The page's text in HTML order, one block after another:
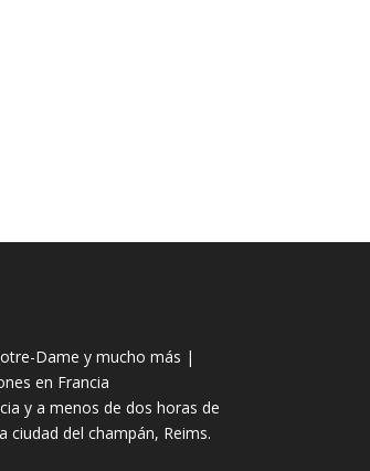
Dame y mucho más |
en Francia
y a menos de dos horas de
ciudad del champán, Reims.